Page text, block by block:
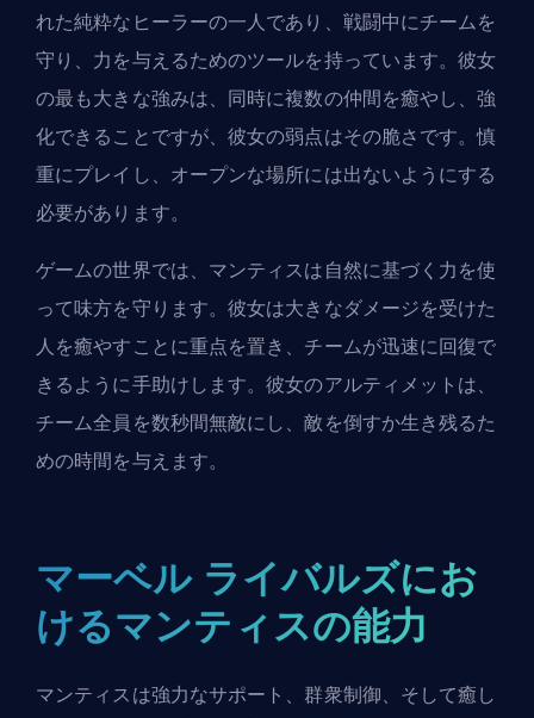
れた純粋なヒーラーの一人であり、戦闘中にチームを
守り、力を与えるためのツールを持っています。彼女
の最も大きな強みは、同時に複数の仲間を癒やし、強
化できることですが、彼女の弱点はその脆さです。慎
重にプレイし、オープンな場所には出ないようにする
必要があります。
ゲームの世界では、マンティスは自然に基づく力を使
って味方を守ります。彼女は大きなダメージを受けた
人を癒やすことに重点を置き、チームが迅速に回復で
きるように手助けします。彼女のアルティメットは、
チーム全員を数秒間無敵にし、敵を倒すか生き残るた
めの時間を与えます。
マーベル ライバルズにお
けるマンティスの能力
マンティスは強力なサポート、群衆制御、そして癒し